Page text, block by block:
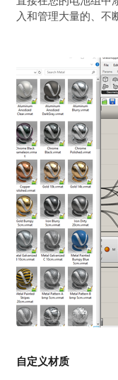
入和管理大量的、不
自定义材质